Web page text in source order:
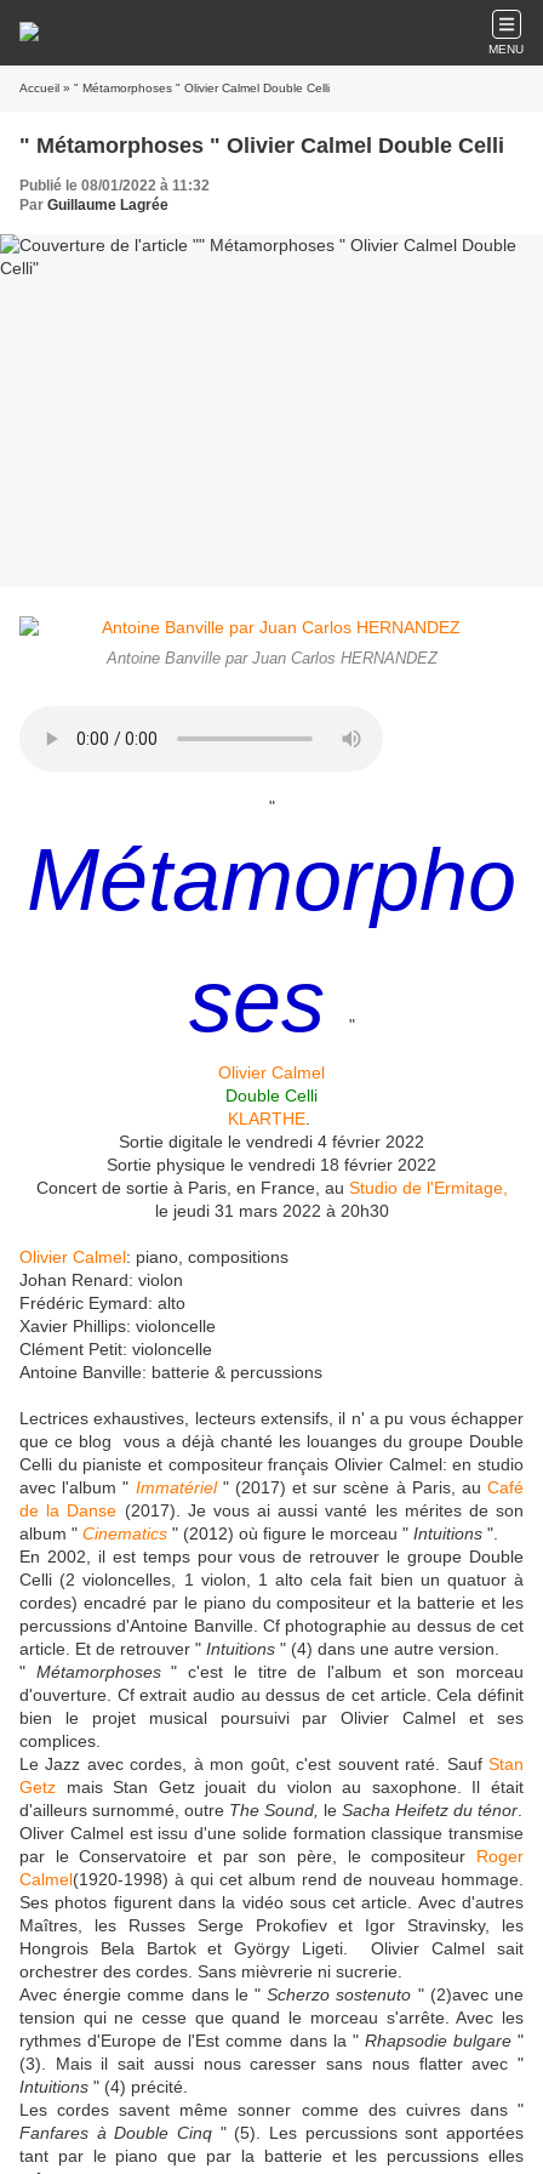
MENU
Accueil » " Métamorphoses " Olivier Calmel Double Celli
" Métamorphoses " Olivier Calmel Double Celli
Publié le 08/01/2022 à 11:32
Par Guillaume Lagrée
Antoine Banville par Juan Carlos HERNANDEZ
"
Métamorpho
ses
"
Olivier Calmel
Double Celli
KLARTHE
Sortie digitale le vendredi 4 février 2022
Sortie physique le vendredi 18 février 2022
Concert de sortie à Paris, en France, au Studio de l'Ermitage,
le jeudi 31 mars 2022 à 20h30
Olivier Calmel: piano, compositions
Johan Renard: violon
Frédéric Eymard: alto
Xavier Phillips: violoncelle
Clément Petit: violoncelle
Antoine Banville: batterie & percussions
Lectrices exhaustives, lecteurs extensifs, il n' a pu vous échapper
que ce blog vous a déjà chanté les louanges du groupe Double
Celli du pianiste et compositeur français Olivier Calmel: en studio
avec l'album " Immatériel" (2017) et sur scène à Paris, au Café
de la Danse (2017). Je vous ai aussi vanté les mérites de son
album " Cinematics " (2012) où figure le morceau " Intuitions ".
En 2002, il est temps pour vous de retrouver le groupe Double
Celli (2 violoncelles, 1 violon, 1 alto cela fait bien un quatuor à
cordes) encadré par le piano du compositeur et la batterie et les
percussions d'Antoine Banville. Cf photographie au dessus de cet
article. Et de retrouver " Intuitions " (4) dans une autre version.
" Métamorphoses" c'est le titre de l'album et son morceau
d'ouverture. Cf extrait audio au dessus de cet article. Cela définit
bien le projet musical poursuivi par Olivier Calmel et ses
complices.
Le Jazz avec cordes, à mon goût, c'est souvent raté. Sauf Stan
Getz mais Stan Getz jouait du violon au saxophone. Il était
d'ailleurs surnommé, outre The Sound, le Sacha Heifetz du ténor
Oliver Calmel est issu d'une solide formation classique transmise
par le Conservatoire et par son père, le compositeur Roger
Calmel(1920-1998) à qui cet album rend de nouveau hommage.
Ses photos figurent dans la vidéo sous cet article. Avec d'autres
Maîtres, les Russes Serge Prokofiev et Igor Stravinsky, les
Hongrois Bela Bartok et György Ligeti. Olivier Calmel sait
orchestrer des cordes. Sans mièvrerie ni sucrerie.
Avec énergie comme dans le "Scherzo sostenuto " (2)avec une
tension qui ne cesse que quand le morceau s'arrête. Avec les
rythmes d'Europe de l'Est comme dans la " Rhapsodie bulgare"
(3). Mais il sait aussi nous caresser sans nous flatter avec "
Intuitions " (4) précité.
Les cordes savent même sonner comme des cuivres dans "
Fanfares à Double Cinq " (5). Les percussions sont apportées
tant par le piano que par la batterie et les percussions elles